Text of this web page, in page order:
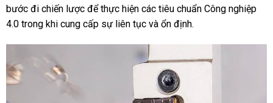
bước đi chiến lược để thực hiện các tiêu chuẩn Công nghiệp
4.0 trong khi cung cấp sự liên tục và ổn định.